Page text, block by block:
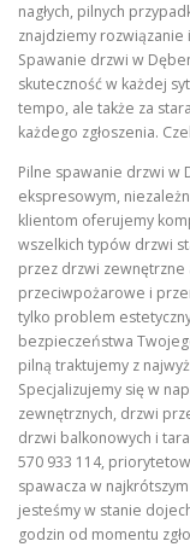
nagłych, pilnych
znajdziemy
Spawanie drzwi w
skuteczność w każdej
tempo, ale także za
każdego zgłoszenia.
Pilne spawanie drzwi w
ekspresowym,
klientom oferujemy
wszelkich typów drzwi
przez drzwi zewnętrzne
przeciwpożarowe i
tylko problem
bezpieczeństwa
pilną traktujemy z
Specjalizujemy się w
zewnętrznych, drzwi
drzwi balkonowych i
570 933 114,
spawacza w
jesteśmy w stanie
godzin od momentu